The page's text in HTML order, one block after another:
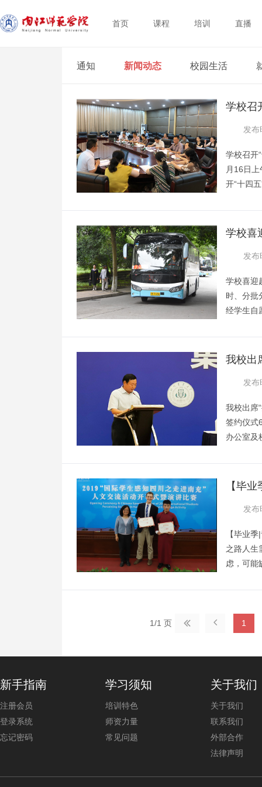
首页 课程 培训 直播
通知 新闻动态 校园生活
学校召
发布
学校召开
月16日
开“十四
王淯从指
排等方
学校喜
发布
学校喜迎
时、分批
经学生自
关部门提
校中转
我校出
发布
我校出席
签约仪式
办公室及
学、绵
院、重
【毕
发布
【毕业
之路人生
虑，可能
其勇气
1/1 页   1
新手指南
注册会员
登录系统
忘记密码
学习须知
培训特色
师资力量
常见问题
关于我们
关于我们
联系我们
外部合作
法律声明